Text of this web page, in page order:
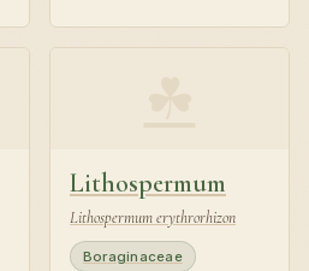
Lithospermum
Lithospermum erythrorhizon
Boraginaceae